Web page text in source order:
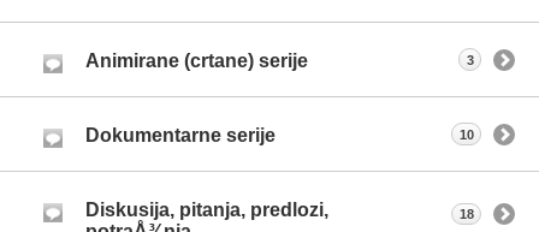
Animirane (crtane) serije 3
Dokumentarne serije 10
Diskusija, pitanja, predlozi,
18